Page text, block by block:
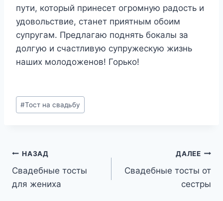
пути, который принесет огромную радость и
удовольствие, станет приятным обоим
супругам. Предлагаю поднять бокалы за
долгую и счастливую супружескую жизнь
наших молодоженов! Горько!
Метки
записи:
#Тост на свадьбу
Навигация
по
НАЗАД
Свадебные тосты
для жениха
ДАЛЕЕ
Свадебные тосты от
сестры